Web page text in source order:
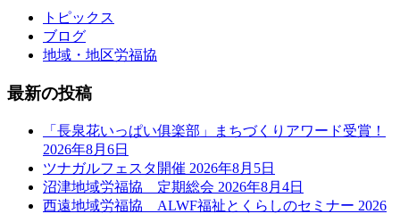
トピックス
ブログ
地域・地区労福協
最新の投稿
「長泉花いっぱい俱楽部」まちづくりアワード受賞！
2026年8月6日
ツナガルフェスタ開催 2026年8月5日
沼津地域労福協 定期総会 2026年8月4日
西遠地域労福協 ALWF福祉とくらしのセミナー 2026